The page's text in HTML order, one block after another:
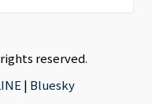
reserved.
| Bluesky